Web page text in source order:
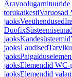
torukatkestiVaruosad
jaoksVeeühendused
DuofixSüsteemiseinad
jaoksKandesüsteemid
jaoksLaudised
jaoks
jaoksElemendid WC-
jaoksElemendid